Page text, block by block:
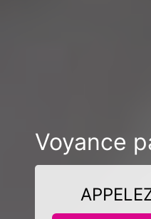
Voyance